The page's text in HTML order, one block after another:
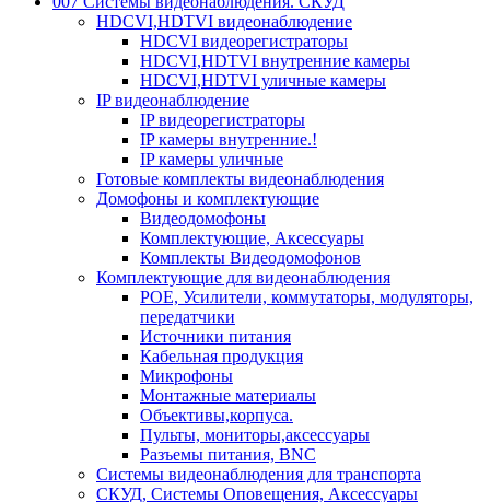
HDCVI,HDTVI видеонаблюдение
HDCVI видеорегистраторы
HDCVI,HDTVI внутренние камеры
HDCVI,HDTVI уличные камеры
IP видеонаблюдение
IP видеорегистраторы
IP камеры внутренние.!
IP камеры уличные
Готовые комплекты видеонаблюдения
Домофоны и комплектующие
Видеодомофоны
Комплектующие, Аксессуары
Комплекты Видеодомофонов
Комплектующие для видеонаблюдения
POE, Усилители, коммутаторы, модуляторы,
передатчики
Источники питания
Кабельная продукция
Микрофоны
Монтажные материалы
Объективы,корпуса.
Пульты, мониторы,аксессуары
Разъемы питания, BNC
Системы видеонаблюдения для транспорта
СКУД, Системы Оповещения, Аксессуары